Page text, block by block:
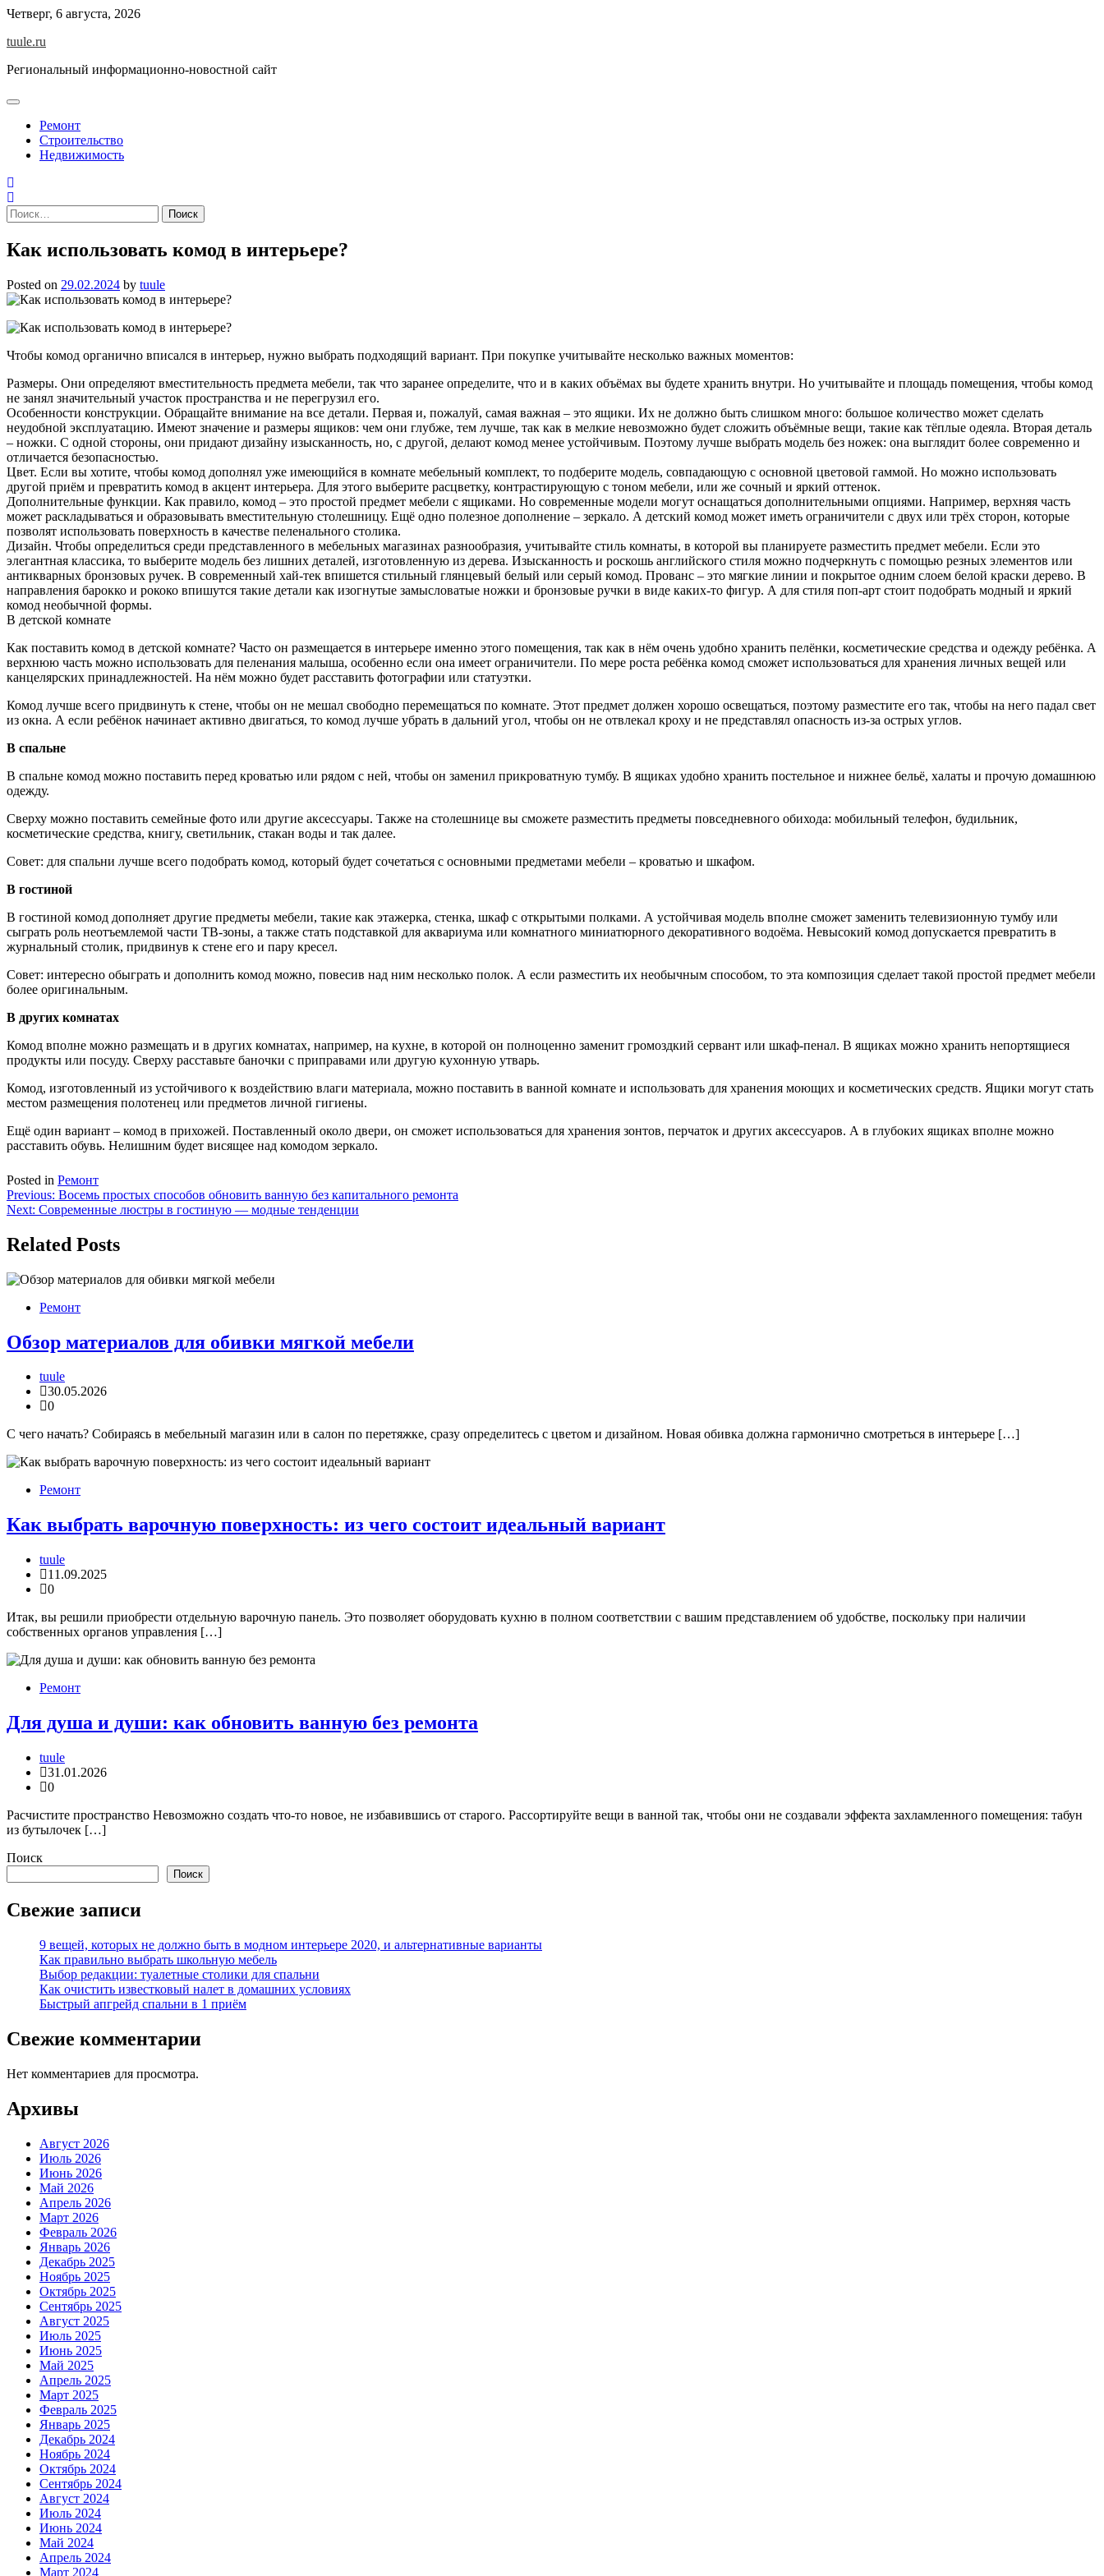
Skip
content
Четверг, 6 августа, 2026
tuule.ru
Региональный информационно-новостной сайт
Ремонт
Строительство
Недвижимость
Найти:
Как использовать комод в интерьере?
Posted on 29.02.2024 by tuule
Чтобы комод органично вписался в интерьер, нужно выбрать подходящий вариант. При покупке учитывайте несколько важных моментов:
Размеры. Они определяют вместительность предмета мебели, так что заранее определите, что и в каких объёмах вы будете хранить внутри. Но учитывайте и площадь помещения, чтобы комод
не занял значительный участок пространства и не перегрузил его.
Особенности конструкции. Обращайте внимание на все детали. Первая и, пожалуй, самая важная – это ящики. Их не должно быть слишком много: большое количество может сделать
неудобной эксплуатацию. Имеют значение и размеры ящиков: чем они глубже, тем лучше, так как в мелкие невозможно будет сложить объёмные вещи, такие как тёплые одеяла. Вторая деталь
– ножки. С одной стороны, они придают дизайну изысканность, но, с другой, делают комод менее устойчивым. Поэтому лучше выбрать модель без ножек: она выглядит более современно и
отличается безопасностью.
Цвет. Если вы хотите, чтобы комод дополнял уже имеющийся в комнате мебельный комплект, то подберите модель, совпадающую с основной цветовой гаммой. Но можно использовать
другой приём и превратить комод в акцент интерьера. Для этого выберите расцветку, контрастирующую с тоном мебели, или же сочный и яркий оттенок.
Дополнительные функции. Как правило, комод – это простой предмет мебели с ящиками. Но современные модели могут оснащаться дополнительными опциями. Например, верхняя часть
может раскладываться и образовывать вместительную столешницу. Ещё одно полезное дополнение – зеркало. А детский комод может иметь ограничители с двух или трёх сторон, которые
позволят использовать поверхность в качестве пеленального столика.
Дизайн. Чтобы определиться среди представленного в мебельных магазинах разнообразия, учитывайте стиль комнаты, в которой вы планируете разместить предмет мебели. Если это
элегантная классика, то выберите модель без лишних деталей, изготовленную из дерева. Изысканность и роскошь английского стиля можно подчеркнуть с помощью резных элементов или
антикварных бронзовых ручек. В современный хай-тек впишется стильный глянцевый белый или серый комод. Прованс – это мягкие линии и покрытое одним слоем белой краски дерево. В
направления барокко и рококо впишутся такие детали как изогнутые замысловатые ножки и бронзовые ручки в виде каких-то фигур. А для стиля поп-арт стоит подобрать модный и яркий
комод необычной формы.
В детской комнате
Как поставить комод в детской комнате? Часто он размещается в интерьере именно этого помещения, так как в нём очень удобно хранить пелёнки, косметические средства и одежду ребёнка. А
верхнюю часть можно использовать для пеленания малыша, особенно если она имеет ограничители. По мере роста ребёнка комод сможет использоваться для хранения личных вещей или
канцелярских принадлежностей. На нём можно будет расставить фотографии или статуэтки.
Комод лучше всего придвинуть к стене, чтобы он не мешал свободно перемещаться по комнате. Этот предмет должен хорошо освещаться, поэтому разместите его так, чтобы на него падал свет
из окна. А если ребёнок начинает активно двигаться, то комод лучше убрать в дальний угол, чтобы он не отвлекал кроху и не представлял опасность из-за острых углов.
В спальне
В спальне комод можно поставить перед кроватью или рядом с ней, чтобы он заменил прикроватную тумбу. В ящиках удобно хранить постельное и нижнее бельё, халаты и прочую домашнюю
одежду.
Сверху можно поставить семейные фото или другие аксессуары. Также на столешнице вы сможете разместить предметы повседневного обихода: мобильный телефон, будильник,
косметические средства, книгу, светильник, стакан воды и так далее.
Совет: для спальни лучше всего подобрать комод, который будет сочетаться с основными предметами мебели – кроватью и шкафом.
В гостиной
В гостиной комод дополняет другие предметы мебели, такие как этажерка, стенка, шкаф с открытыми полками. А устойчивая модель вполне сможет заменить телевизионную тумбу или
сыграть роль неотъемлемой части ТВ-зоны, а также стать подставкой для аквариума или комнатного миниатюрного декоративного водоёма. Невысокий комод допускается превратить в
журнальный столик, придвинув к стене его и пару кресел.
Совет: интересно обыграть и дополнить комод можно, повесив над ним несколько полок. А если разместить их необычным способом, то эта композиция сделает такой простой предмет мебели
более оригинальным.
В других комнатах
Комод вполне можно размещать и в других комнатах, например, на кухне, в которой он полноценно заменит громоздкий сервант или шкаф-пенал. В ящиках можно хранить непортящиеся
продукты или посуду. Сверху расставьте баночки с приправами или другую кухонную утварь.
Комод, изготовленный из устойчивого к воздействию влаги материала, можно поставить в ванной комнате и использовать для хранения моющих и косметических средств. Ящики могут стать
местом размещения полотенец или предметов личной гигиены.
Ещё один вариант – комод в прихожей. Поставленный около двери, он сможет использоваться для хранения зонтов, перчаток и других аксессуаров. А в глубоких ящиках вполне можно
расставить обувь. Нелишним будет висящее над комодом зеркало.
Posted in Ремонт
Навигация
по
записям
Previous: Воcемь простых способов обновить ванную без капитального ремонта
Next: Современные люстры в гостиную — модные тенденции
Related Posts
Ремонт
Обзор материалов для обивки мягкой мебели
tuule
30.05.2026
0
С чего начать? Собираясь в мебельный магазин или в салон по перетяжке, сразу определитесь с цветом и дизайном. Новая обивка должна гармонично смотреться в интерьере […]
Ремонт
Как выбрать варочную поверхность: из чего состоит идеальный вариант
tuule
11.09.2025
0
Итак, вы решили приобрести отдельную варочную панель. Это позволяет оборудовать кухню в полном соответствии с вашим представлением об удобстве, поскольку при наличии
собственных органов управления […]
Ремонт
Для душа и души: как обновить ванную без ремонта
tuule
31.01.2026
0
Расчистите пространство Невозможно создать что-то новое, не избавившись от старого. Рассортируйте вещи в ванной так, чтобы они не создавали эффекта захламленного помещения: табун
из бутылочек […]
Поиск
Поиск
Свежие записи
9 вещей, которых не должно быть в модном интерьере 2020, и альтернативные варианты
Как правильно выбрать школьную мебель
Выбор редакции: туалетные столики для спальни
Как очистить известковый налет в домашних условиях
Быстрый апгрейд спальни в 1 приём
Свежие комментарии
Нет комментариев для просмотра.
Архивы
Август 2026
Июль 2026
Июнь 2026
Май 2026
Апрель 2026
Март 2026
Февраль 2026
Январь 2026
Декабрь 2025
Ноябрь 2025
Октябрь 2025
Сентябрь 2025
Август 2025
Июль 2025
Июнь 2025
Май 2025
Апрель 2025
Март 2025
Февраль 2025
Январь 2025
Декабрь 2024
Ноябрь 2024
Октябрь 2024
Сентябрь 2024
Август 2024
Июль 2024
Июнь 2024
Май 2024
Апрель 2024
Март 2024